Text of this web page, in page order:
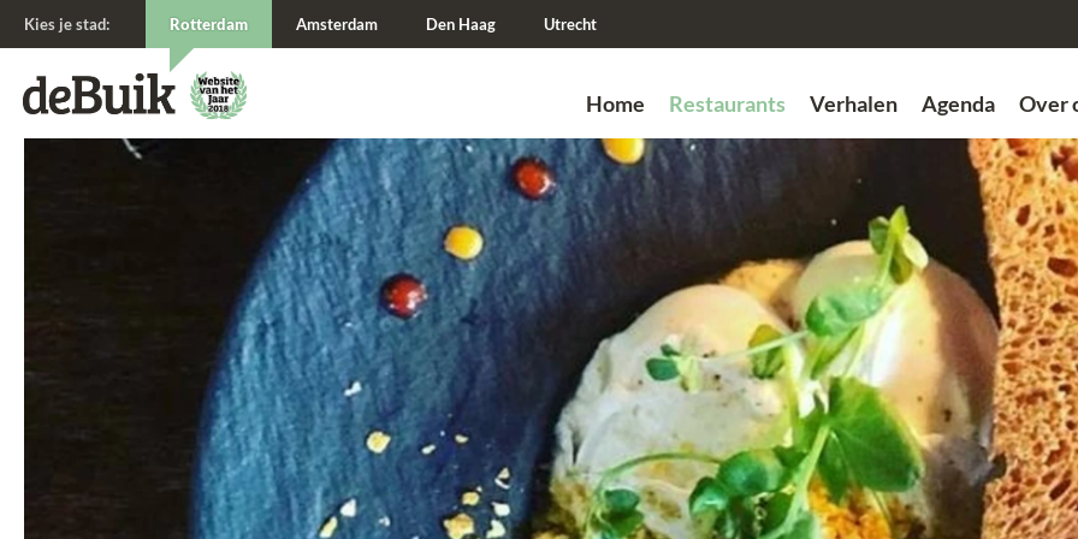
Kies je stad: Rotterdam Amsterdam Den Haag Utrecht
De Buik van {city: city}
De Buik
Home Restaurants Verhalen Agenda Over
Zoek